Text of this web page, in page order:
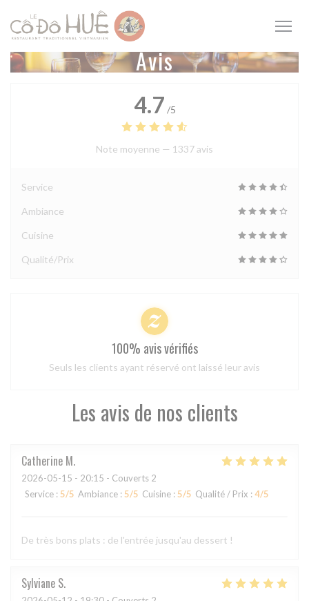
Personnalisation de vos choix en matière de cookies
Avis
Les avis de nos clients
Catherine M
2026-05-15 - 20:15 - Couverts 2
Service : 5/5 Ambiance : 5/5 Cuisine : 5/5 Qualité / Prix : 4/5
De très bons plats : de l'entrée jusqu'au dessert !
Sylviane S
4.7 /5
Note moyenne — 1337 avis
Service
Ambiance
Cuisine
Qualité/Prix
100% avis vérifiés
Seuls les clients ayant réservé ont laissé leur avis